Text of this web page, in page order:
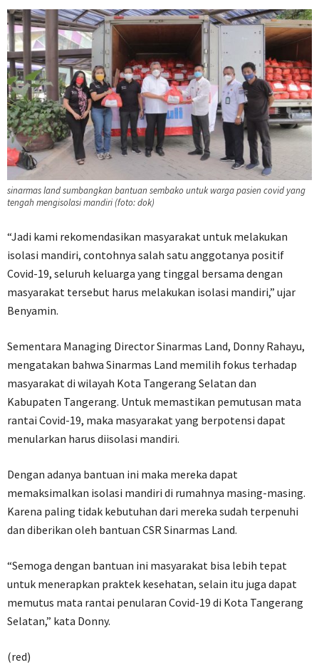
sinarmas land sumbangkan bantuan sembako untuk warga pasien covid yang
tengah mengisolasi mandiri (foto: dok)
“Jadi kami rekomendasikan masyarakat untuk melakukan
isolasi mandiri, contohnya salah satu anggotanya positif
Covid-19, seluruh keluarga yang tinggal bersama dengan
masyarakat tersebut harus melakukan isolasi mandiri,” ujar
Benyamin.
Sementara Managing Director Sinarmas Land, Donny Rahayu,
mengatakan bahwa Sinarmas Land memilih fokus terhadap
masyarakat di wilayah Kota Tangerang Selatan dan
Kabupaten Tangerang. Untuk memastikan pemutusan mata
rantai Covid-19, maka masyarakat yang berpotensi dapat
menularkan harus diisolasi mandiri.
Dengan adanya bantuan ini maka mereka dapat
memaksimalkan isolasi mandiri di rumahnya masing-masing.
Karena paling tidak kebutuhan dari mereka sudah terpenuhi
dan diberikan oleh bantuan CSR Sinarmas Land.
“Semoga dengan bantuan ini masyarakat bisa lebih tepat
untuk menerapkan praktek kesehatan, selain itu juga dapat
memutus mata rantai penularan Covid-19 di Kota Tangerang
Selatan,” kata Donny.
(red)